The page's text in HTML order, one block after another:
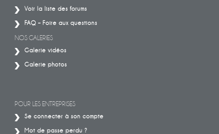
Voir la liste des forums
FAQ – Foire aux questions
NOS GALERIES
Galerie vidéos
Galerie photos
POUR LES ENTREPRISES
Se connecter à son compte
Mot de passe perdu ?